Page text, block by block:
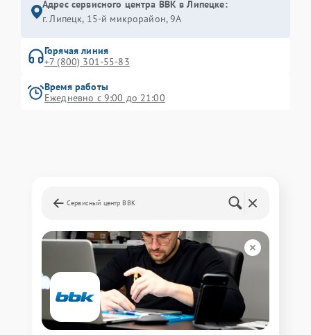
Адрес сервисного центра BBK в Липецке:
г. Липецк, 15-й микрорайон, 9А
Горячая линия
+7 (800) 301-55-83
Время работы
Ежедневно с 9:00 до 21:00
Сервисный центр BBK